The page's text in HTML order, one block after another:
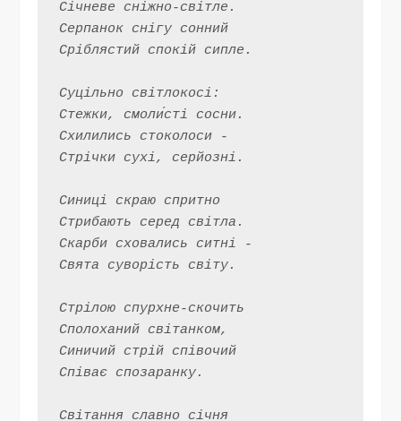
Січневе сніжно-світле.
Серпанок снігу сонний
Сріблястий спокій сипле.
Суцільно світлокосі:
Стежки, смоли́сті сосни.
Схилились стоколоси -
Стрічки сухі, серйозні.
Синиці скраю спритно
Стрибають серед світла.
Скарби сховались ситні -
Свята суворість світу.
Стрілою спурхне-скочить
Сполоханий світанком,
Синичий стрій співочий
Співає спозаранку.
Світання славно січня